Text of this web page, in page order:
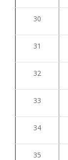
30
31
32
33
34
35